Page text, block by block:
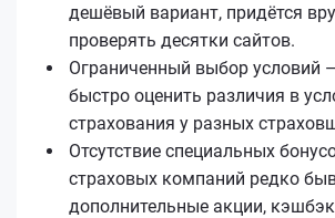
дешёвый вариант, придётся
проверять десятки сайтов.
Ограниченный выбор условий
быстро оценить различия в
страхования у разных
Отсутствие специальных
страховых компаний редко
дополнительные акции,